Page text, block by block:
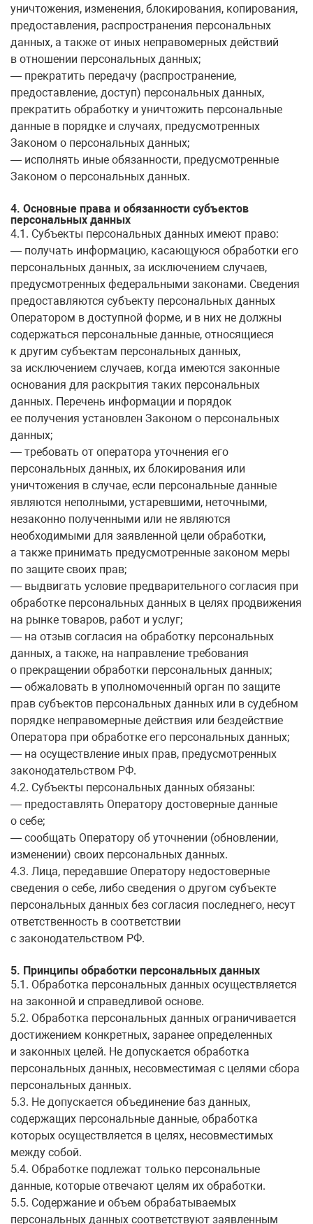
уничтожения, изменения, блокирования, копирования,
предоставления, распространения персональных
данных, а также от иных неправомерных действий
в отношении персональных данных;
— прекратить передачу (распространение,
предоставление, доступ) персональных данных,
прекратить обработку и уничтожить персональные
данные в порядке и случаях, предусмотренных
Законом о персональных данных;
— исполнять иные обязанности, предусмотренные
Законом о персональных данных.
4. Основные права и обязанности субъектов
персональных данных
4.1. Субъекты персональных данных имеют право:
— получать информацию, касающуюся обработки его
персональных данных, за исключением случаев,
предусмотренных федеральными законами. Сведения
предоставляются субъекту персональных данных
Оператором в доступной форме, и в них не должны
содержаться персональные данные, относящиеся
к другим субъектам персональных данных,
за исключением случаев, когда имеются законные
основания для раскрытия таких персональных
данных. Перечень информации и порядок
ее получения установлен Законом о персональных
данных;
— требовать от оператора уточнения его
персональных данных, их блокирования или
уничтожения в случае, если персональные данные
являются неполными, устаревшими, неточными,
незаконно полученными или не являются
необходимыми для заявленной цели обработки,
а также принимать предусмотренные законом меры
по защите своих прав;
— выдвигать условие предварительного согласия при
обработке персональных данных в целях продвижения
на рынке товаров, работ и услуг;
— на отзыв согласия на обработку персональных
данных, а также, на направление требования
о прекращении обработки персональных данных;
— обжаловать в уполномоченный орган по защите
прав субъектов персональных данных или в судебном
порядке неправомерные действия или бездействие
Оператора при обработке его персональных данных;
— на осуществление иных прав, предусмотренных
законодательством РФ.
4.2. Субъекты персональных данных обязаны:
— предоставлять Оператору достоверные данные
о себе;
— сообщать Оператору об уточнении (обновлении,
изменении) своих персональных данных.
4.3. Лица, передавшие Оператору недостоверные
сведения о себе, либо сведения о другом субъекте
персональных данных без согласия последнего, несут
ответственность в соответствии
с законодательством РФ.
5. Принципы обработки персональных данных
5.1. Обработка персональных данных осуществляется
на законной и справедливой основе.
5.2. Обработка персональных данных ограничивается
достижением конкретных, заранее определенных
и законных целей. Не допускается обработка
персональных данных, несовместимая с целями сбора
персональных данных.
5.3. Не допускается объединение баз данных,
содержащих персональные данные, обработка
которых осуществляется в целях, несовместимых
между собой.
5.4. Обработке подлежат только персональные
данные, которые отвечают целям их обработки.
5.5. Содержание и объем обрабатываемых
персональных данных соответствуют заявленным